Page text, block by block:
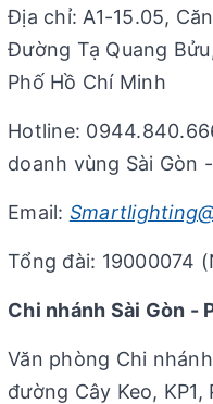
Địa chỉ: A1-15.05,
Đường Tạ Quang
Phố Hồ Chí Minh
Hotline:
doanh vùng Sài Gòn
Email:
Tổng đài: 19000074
Chi nhánh Sài Gòn -
Văn phòng Chi
đường Cây Keo,